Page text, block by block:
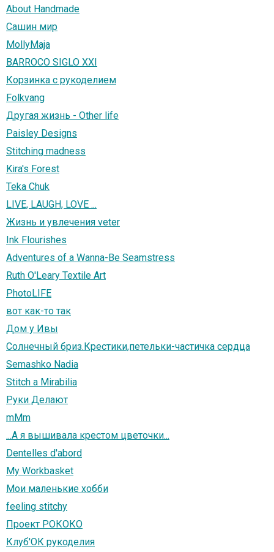
About Handmade
Сашин мир
MollyMaja
BARROCO SIGLO XXI
Корзинка с рукоделием
Folkvang
Другая жизнь - Other life
Paisley Designs
Stitching madness
Kira's Forest
Teka Chuk
LIVE, LAUGH, LOVE ...
Жизнь и увлечения veter
Ink Flourishes
Adventures of a Wanna-Be Seamstress
Ruth O'Leary Textile Art
PhotoLIFE
вот как-то так
Дом у Ивы
Солнечный бриз.Крестики,петельки-частичка сердца
Semashko Nadia
Stitch a Mirabilia
Руки Делают
mMm
...А я вышивала крестом цветочки...
Dentelles d'abord
My Workbasket
Мои маленькие хобби
feeling stitchy
Проект РОКОКО
Клуб'ОК рукоделия